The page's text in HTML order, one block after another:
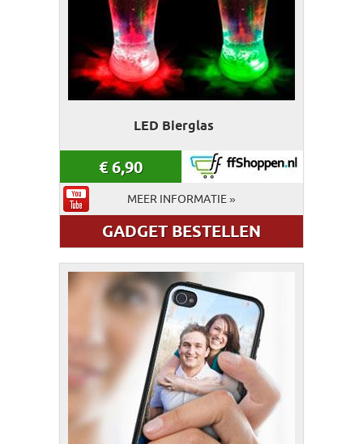
LED Bierglas
€6,90
MEER INFORMATIE »
GADGET BESTELLEN